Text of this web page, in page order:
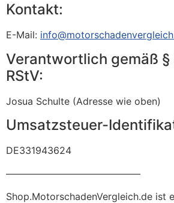
Kontakt:
E-Mail:
Verantwortlich gemäß §
RStV:
Josua Schulte (Adresse wie oben)
Umsatzsteuer-
DE331943624
——————————————
Shop.MotorschadenVergleich.de ist